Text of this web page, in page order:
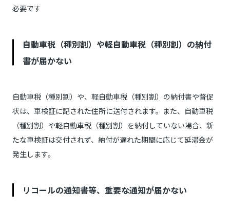
必要です
自動車税（種別割）や軽自動車税（種別割）の納付
書が届かない
自動車税（種別割）や、軽自動車税（種別割）の納付書や督促
状は、車検証に記された住所に送付されます。また、自動車税
（種別割）や軽自動車税（種別割）を納付していない場合、新
たな車検証は交付されず、納付が遅れた期間に応じて延滞金が
発生します。
リコールの通知書等、重要な通知が届かない